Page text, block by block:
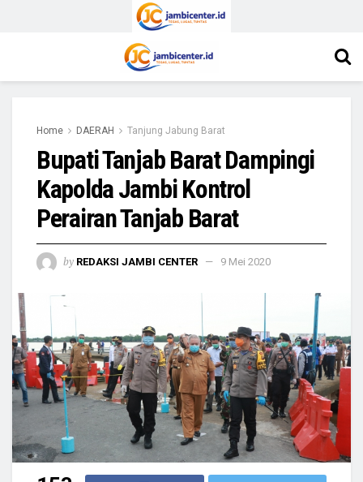
Home DAERAH Tanjung Jabung Barat
Bupati Tanjab Barat Dampingi
Kapolda Jambi Kontrol
Perairan Tanjab Barat
by REDAKSI JAMBI CENTER 9 Mei 2020